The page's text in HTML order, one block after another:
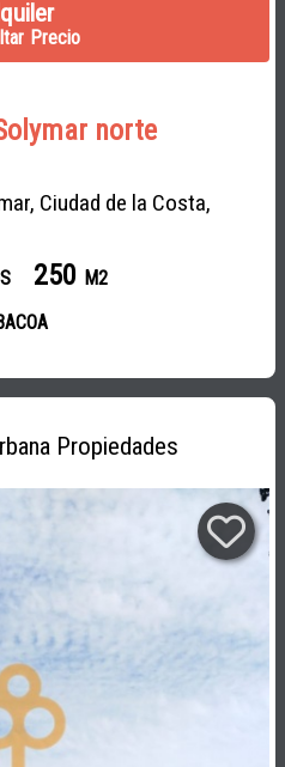
Precio
norte
Ciudad de la Costa,
250 M2
Propiedades